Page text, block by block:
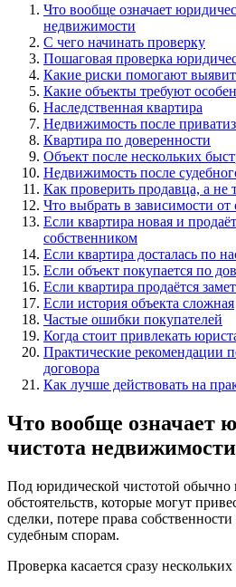
Что вообще означает
недвижимости
С чего начинать проверку
Пошаговая проверка
Какие риски помогают
Какие объекты требуют
Наследственная квартира
Недвижимость после
Квартира по доверенности
Объект после нескольких
Недвижимость после
Как проверить продавца, а не
Что выбрать в зависимости от
Если квартира новая и
собственником
Если квартира досталась по
Если объект покупается по
Если квартира продаётся
Если история объекта сложная
Частые ошибки покупателей
Когда стоит привлекать
Практические рекомендации
договора
Как лучше действовать на
Что вообще означает
чистота недвижимости
Под юридической чистотой обычно
обстоятельств, которые могут
сделки, потере права
судебным спорам.
Проверка касается сразу